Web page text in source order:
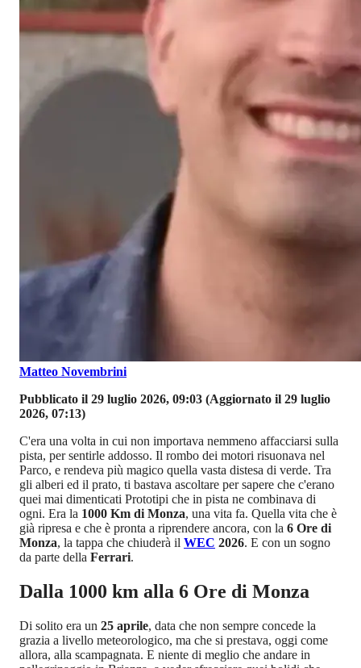
Matteo Novembrini
Pubblicato il 29 luglio 2026, 09:03 (Aggiornato il 29 luglio
2026, 07:13)
C'era una volta in cui non importava nemmeno affacciarsi sulla
pista, per sentirle addosso. Il rombo dei motori risuonava nel
Parco, e rendeva più magico quella vasta distesa di verde. Tra
gli alberi ed il prato, ti bastava ascoltare per sapere che c'erano
quei mai dimenticati Prototipi che in pista ne combinava di
ogni. Era la 1000 Km di Monza, una vita fa. Quella vita che è
già ripresa e che è pronta a riprendere ancora, con la 6 Ore di
Monza, la tappa che chiuderà il WEC 2026. E con un sogno
da parte della Ferrari.
Dalla 1000 km alla 6 Ore di Monza
Di solito era un 25 aprile, data che non sempre concede la
grazia a livello meteorologico, ma che si prestava, oggi come
allora, alla scampagnata. E niente di meglio che andare in